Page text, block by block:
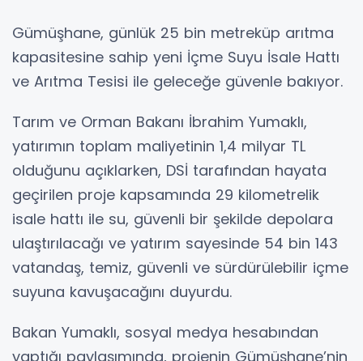
Gümüşhane, günlük 25 bin metreküp arıtma
kapasitesine sahip yeni İçme Suyu İsale Hattı
ve Arıtma Tesisi ile geleceğe güvenle bakıyor.
Tarım ve Orman Bakanı İbrahim Yumaklı,
yatırımın toplam maliyetinin 1,4 milyar TL
olduğunu açıklarken, DSİ tarafından hayata
geçirilen proje kapsamında 29 kilometrelik
isale hattı ile su, güvenli bir şekilde depolara
ulaştırılacağı ve yatırım sayesinde 54 bin 143
vatandaş, temiz, güvenli ve sürdürülebilir içme
suyuna kavuşacağını duyurdu.
Bakan Yumaklı, sosyal medya hesabından
yaptığı paylaşımında, projenin Gümüşhane’nin